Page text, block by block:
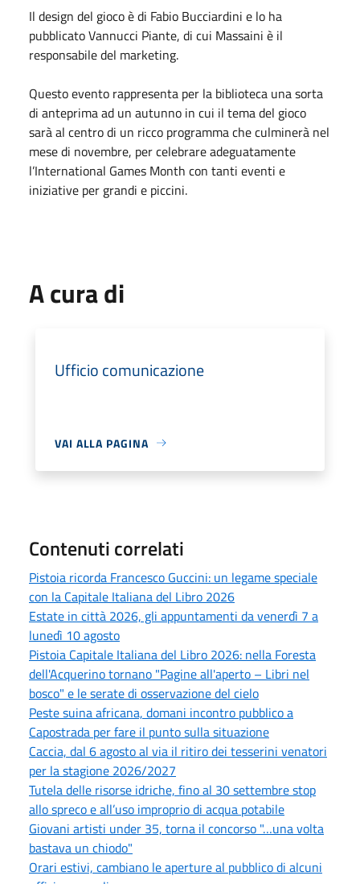
Il design del gioco è di Fabio Bucciardini e lo ha
pubblicato Vannucci Piante, di cui Massaini è il
responsabile del marketing.
Questo evento rappresenta per la biblioteca una sorta
di anteprima ad un autunno in cui il tema del gioco
sarà al centro di un ricco programma che culminerà nel
mese di novembre, per celebrare adeguatamente
l’International Games Month con tanti eventi e
iniziative per grandi e piccini.
A cura di
Ufficio comunicazione
VAI ALLA PAGINA
Contenuti correlati
Pistoia ricorda Francesco Guccini: un legame speciale
con la Capitale Italiana del Libro 2026
Estate in città 2026, gli appuntamenti da venerdì 7 a
lunedì 10 agosto
Pistoia Capitale Italiana del Libro 2026: nella Foresta
dell'Acquerino tornano "Pagine all'aperto – Libri nel
bosco" e le serate di osservazione del cielo
Peste suina africana, domani incontro pubblico a
Capostrada per fare il punto sulla situazione
Caccia, dal 6 agosto al via il ritiro dei tesserini venatori
per la stagione 2026/2027
Tutela delle risorse idriche, fino al 30 settembre stop
allo spreco e all’uso improprio di acqua potabile
Giovani artisti under 35, torna il concorso "…una volta
bastava un chiodo"
Orari estivi, cambiano le aperture al pubblico di alcuni